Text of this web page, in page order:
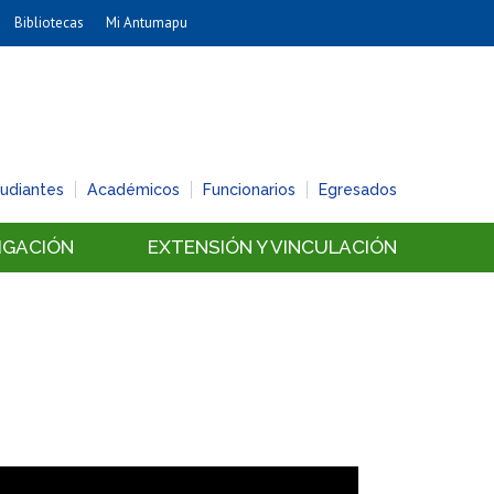
Comunicación e Imagen
Economía y Negocios
Gobierno
Bibliotecas Mi Antumapu
Académicos Funcionarios Egresados
EXTENSIÓN Y VINCULACIÓN